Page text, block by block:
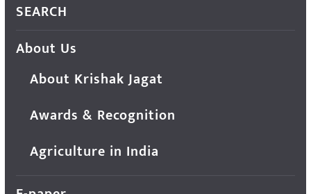
SEARCH
About Us
About Krishak Jagat
Awards & Recognition
Agriculture in India